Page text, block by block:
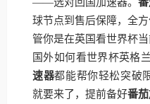
球节点到售后保障，全
管你是在英国看世界杯
国外如何看世界杯英格
速器都能帮你轻松突破
就要来了，提前备好番